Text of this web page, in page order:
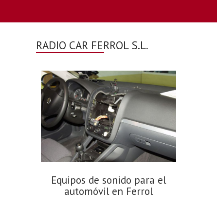
Equipos de sonido para el
automóvil en Ferrol